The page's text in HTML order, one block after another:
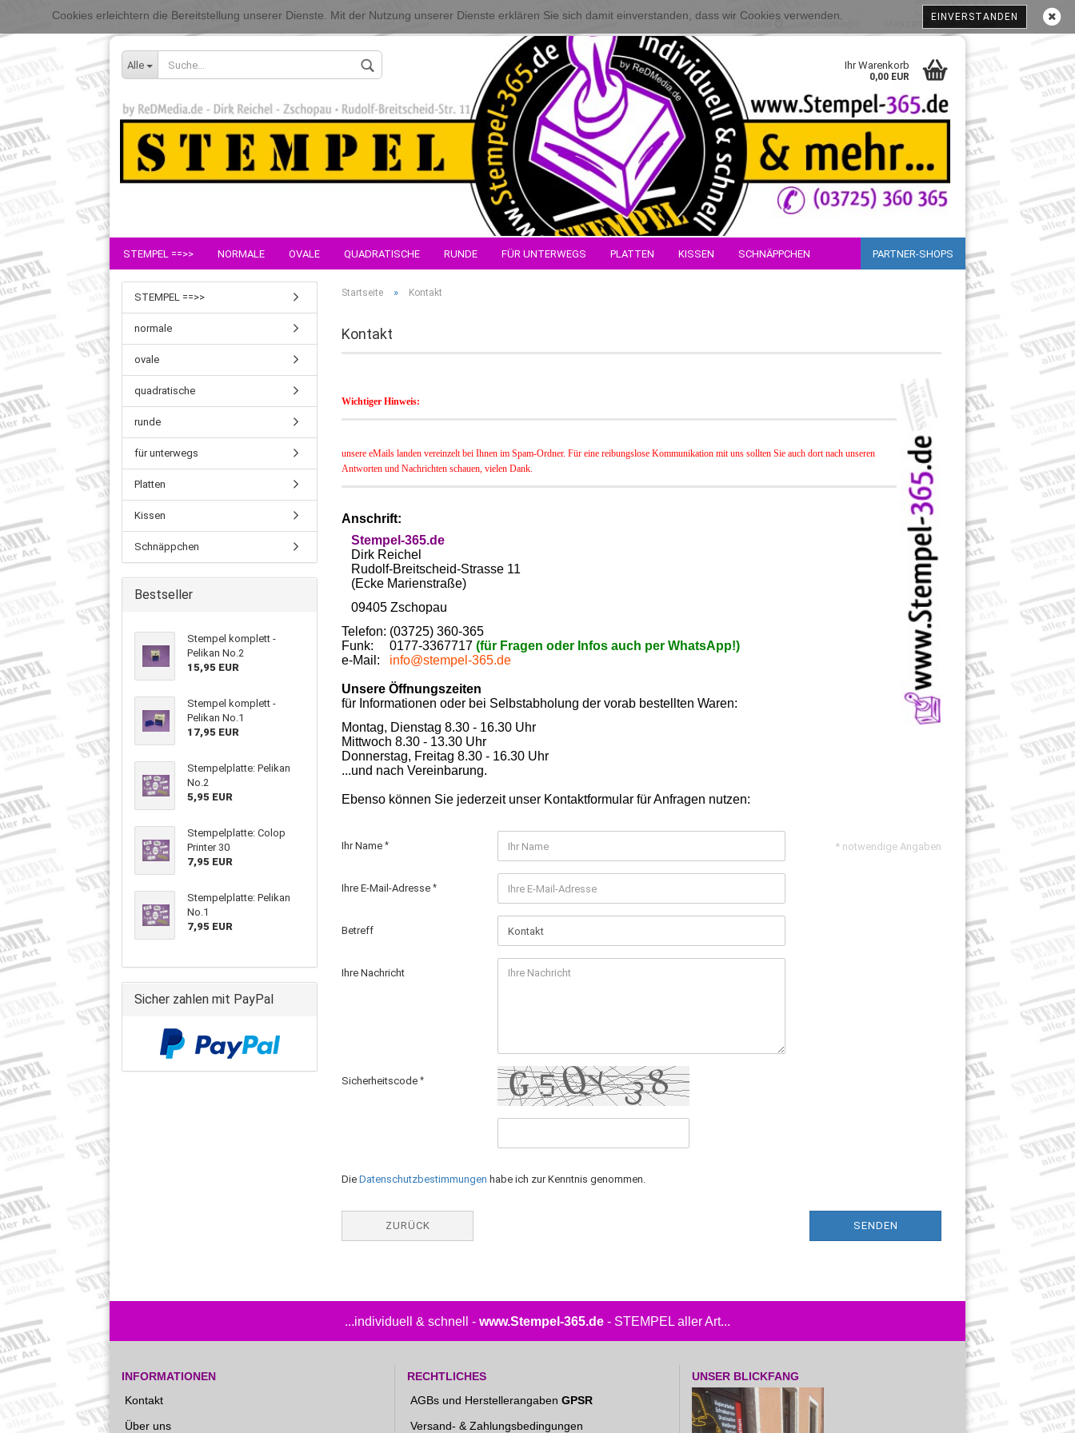
Passwort vergessen?
Alle Ihr Warenkorb
0,00 EUR
Cookies erleichtern die Bereitstellung unserer Dienste. Mit der Nutzung unserer Dienste erklären Sie sich damit einverstanden, dass wir Cookies verwenden. EINVERSTANDEN
STEMPEL ==>> NORMALE OVALE QUADRATISCHE RUNDE FÜR UNTERWEGS PLATTEN KISSEN SCHNÄPPCHEN PARTNER-SHOPS
Startseite » Kontakt
Kontakt
Wichtiger Hinweis:
unsere eMails landen vereinzelt bei Ihnen im Spam-Ordner. Für eine reibungslose Kommunikation mit uns sollten Sie auch dort nach unseren
Antworten und Nachrichten schauen, vielen Dank.
Anschrift:
Stempel-365.de
Dirk Reichel
Rudolf-Breitscheid-Strasse 11
(Ecke Marienstraße)
09405 Zschopau
Telefon: (03725) 360-365
Funk: 0177-3367717 (für Fragen oder Infos auch per WhatsApp!)
e-Mail: info@stempel-365.de
Unsere Öffnungszeiten
für Informationen oder bei Selbstabholung der vorab bestellten Waren:
Montag, Dienstag 8.30 - 16.30 Uhr
Mittwoch 8.30 - 13.30 Uhr
Donnerstag, Freitag 8.30 - 16.30 Uhr
...und nach Vereinbarung.
Ebenso können Sie jederzeit unser Kontaktformular für Anfragen nutzen:
Ihr Name
Ihre E-Mail-Adresse
Betreff
Ihre Nachricht
Sicherheitscode
Die Datenschutzbestimmungen habe ich zur Kenntnis genommen.
ZURÜCK SENDEN
* notwendige Angaben
STEMPEL ==>>
normale
ovale
quadratische
runde
für unterwegs
Platten
Kissen
Schnäppchen
Bestseller
Stempel komplett -
Pelikan No.2
15,95 EUR
Stempel komplett -
Pelikan No.1
17,95 EUR
Stempelplatte: Pelikan
No.2
5,95 EUR
Stempelplatte: Colop
Printer 30
7,95 EUR
Stempelplatte: Pelikan
No.1
7,95 EUR
Sicher zahlen mit PayPal
...individuell & schnell - www.Stempel-365.de - STEMPEL aller Art...
INFORMATIONEN
Kontakt
Über uns
RECHTLICHES
AGBs und Herstellerangaben GPSR
Versand- & Zahlungsbedingungen
UNSER BLICKFANG